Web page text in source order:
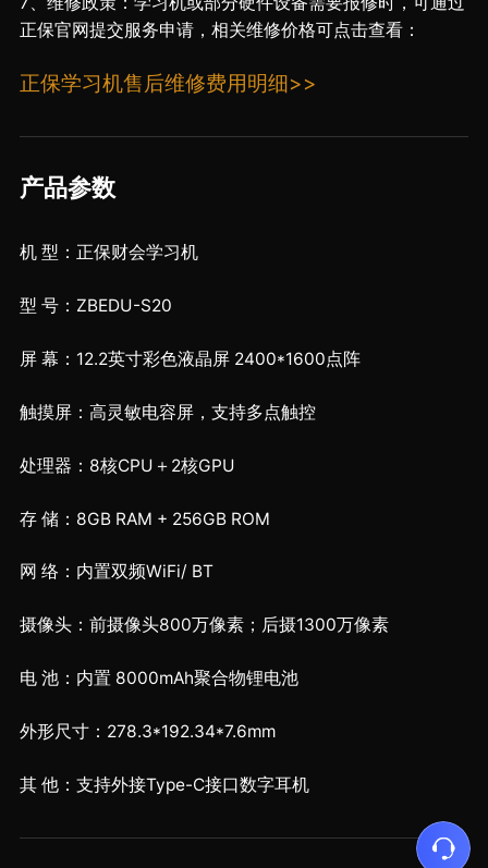
正保官网提交服务申请，相关维修价格可点击查看：
正保学习机售后维修费用明细>>
产品参数
机 型：正保财会学习机
型 号：ZBEDU-S20
屏 幕：12.2英寸彩色液晶屏 2400*1600点阵
触摸屏：高灵敏电容屏，支持多点触控
处理器：8核CPU＋2核GPU
存 储：8GB RAM + 256GB ROM
网 络：内置双频WiFi/ BT
摄像头：前摄像头800万像素；后摄1300万像素
电 池：内置 8000mAh聚合物锂电池
外形尺寸：278.3*192.34*7.6mm
其 他：支持外接Type-C接口数字耳机